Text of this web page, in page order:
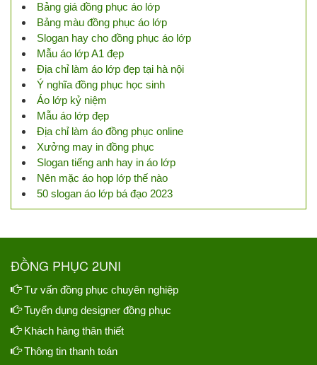
Bảng giá đồng phục áo lớp
Bảng màu đồng phục áo lớp
Slogan hay cho đồng phục áo lớp
Mẫu áo lớp A1 đẹp
Địa chỉ làm áo lớp đẹp tại hà nội
Ý nghĩa đồng phục học sinh
Áo lớp kỷ niệm
Mẫu áo lớp đẹp
Địa chỉ làm áo đồng phục online
Xưởng may in đồng phục
Slogan tiếng anh hay in áo lớp
Nên mặc áo họp lớp thế nào
50 slogan áo lớp bá đạo 2023
ĐỒNG PHỤC 2UNI
Tư vấn đồng phục chuyên nghiệp
Tuyển dụng designer đồng phục
Khách hàng thân thiết
Thông tin thanh toán